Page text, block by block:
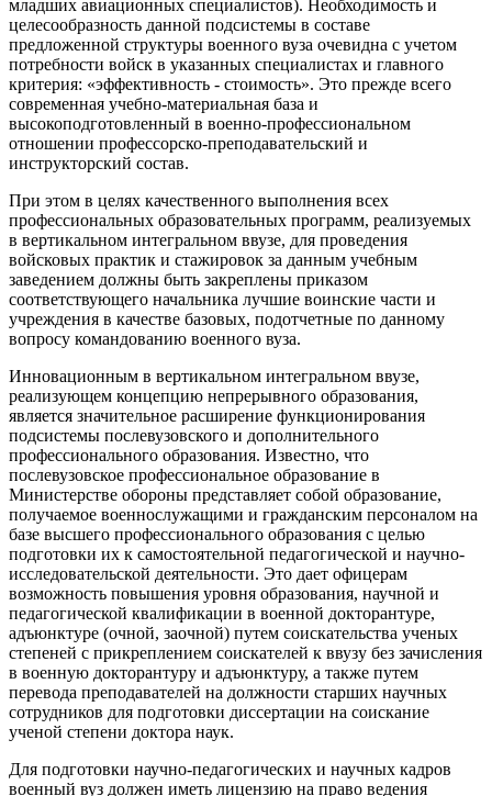
младших авиационных специалистов). Необходимость и
целесообразность данной подсистемы в составе
предложенной структуры военного вуза очевидна с учетом
потребности войск в указанных специалистах и главного
критерия: «эффективность - стоимость». Это прежде всего
современная учебно-материальная база и
высокоподготовленный в военно-профессиональном
отношении профессорско-преподавательский и
инструкторский состав.
При этом в целях качественного выполнения всех
профессиональных образовательных программ, реализуемых
в вертикальном интегральном ввузе, для проведения
войсковых практик и стажировок за данным учебным
заведением должны быть закреплены приказом
соответствующего начальника лучшие воинские части и
учреждения в качестве базовых, подотчетные по данному
вопросу командованию военного вуза.
Инновационным в вертикальном интегральном ввузе,
реализующем концепцию непрерывного образования,
является значительное расширение функционирования
подсистемы послевузовского и дополнительного
профессионального образования. Известно, что
послевузовское профессиональное образование в
Министерстве обороны представляет собой образование,
получаемое военнослужащими и гражданским персоналом на
базе высшего профессионального образования с целью
подготовки их к самостоятельной педагогической и научно-
исследовательской деятельности. Это дает офицерам
возможность повышения уровня образования, научной и
педагогической квалификации в военной докторантуре,
адъюнктуре (очной, заочной) путем соискательства ученых
степеней с прикреплением соискателей к ввузу без зачисления
в военную докторантуру и адъюнктуру, а также путем
перевода преподавателей на должности старших научных
сотрудников для подготовки диссертации на соискание
ученой степени доктора наук.
Для подготовки научно-педагогических и научных кадров
военный вуз должен иметь лицензию на право ведения